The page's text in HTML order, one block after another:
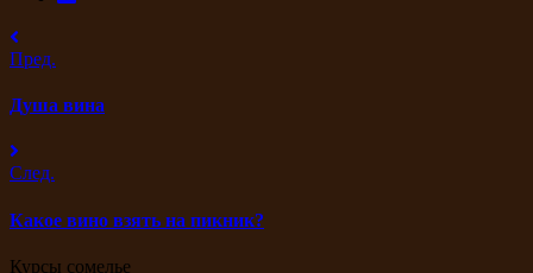
Пред.
Душа вина
След.
Какое вино взять на пикник?
Курсы сомелье